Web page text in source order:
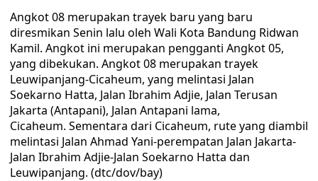
Angkot 08 merupakan trayek baru yang baru
diresmikan Senin lalu oleh Wali Kota Bandung Ridwan
Kamil. Angkot ini merupakan pengganti Angkot 05,
yang dibekukan. Angkot 08 merupakan trayek
Leuwipanjang-Cicaheum, yang melintasi Jalan
Soekarno Hatta, Jalan Ibrahim Adjie, Jalan Terusan
Jakarta (Antapani), Jalan Antapani lama,
Cicaheum. Sementara dari Cicaheum, rute yang diambil
melintasi Jalan Ahmad Yani-perempatan Jalan Jakarta-
Jalan Ibrahim Adjie-Jalan Soekarno Hatta dan
Leuwipanjang. (dtc/dov/bay)